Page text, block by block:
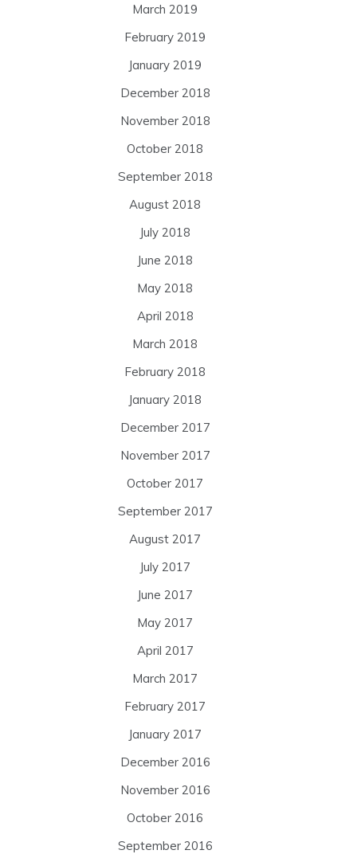
March 2019
February 2019
January 2019
December 2018
November 2018
October 2018
September 2018
August 2018
July 2018
June 2018
May 2018
April 2018
March 2018
February 2018
January 2018
December 2017
November 2017
October 2017
September 2017
August 2017
July 2017
June 2017
May 2017
April 2017
March 2017
February 2017
January 2017
December 2016
November 2016
October 2016
September 2016